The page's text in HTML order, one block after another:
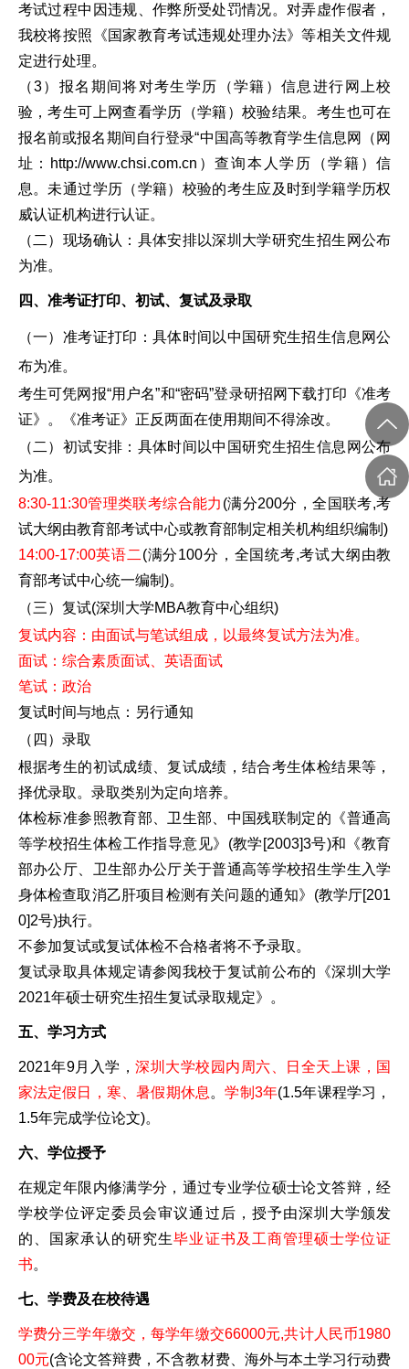
考试过程中因违规、作弊所受处罚情况。对弄虚作假者，
我校将按照《国家教育考试违规处理办法》等相关文件规
定进行处理。
（3）报名期间将对考生学历（学籍）信息进行网上校
验，考生可上网查看学历（学籍）校验结果。考生也可在
报名前或报名期间自行登录“中国高等教育学生信息网（网
址：http://www.chsi.com.cn）查询本人学历（学籍）信
息。未通过学历（学籍）校验的考生应及时到学籍学历权
威认证机构进行认证。
（二）现场确认：具体安排以深圳大学研究生招生网公布
为准。
四、准考证打印、初试、复试及录取
（一）准考证打印：具体时间以中国研究生招生信息网公
布为准。
考生可凭网报“用户名”和“密码”登录研招网下载打印《准考
证》。《准考证》正反两面在使用期间不得涂改。
（二）初试安排：具体时间以中国研究生招生信息网公布
为准。
8:30-11:30管理类联考综合能力 (满分200分，全国联考,考
试大纲由教育部考试中心或教育部制定相关机构组织编制)
14:00-17:00英语二 (满分100分，全国统考,考试大纲由教
育部考试中心统一编制)。
（三）复试(深圳大学MBA教育中心组织)
复试内容：由面试与笔试组成，以最终复试方法为准。
面试：综合素质面试、英语面试
笔试：政治
复试时间与地点：另行通知
（四）录取
根据考生的初试成绩、复试成绩，结合考生体检结果等，
择优录取。录取类别为定向培养。
体检标准参照教育部、卫生部、中国残联制定的《普通高
等学校招生体检工作指导意见》(教学[2003]3号)和《教育
部办公厅、卫生部办公厅关于普通高等学校招生学生入学
身体检查取消乙肝项目检测有关问题的通知》(教学厅[201
0]2号)执行。
不参加复试或复试体检不合格者将不予录取。
复试录取具体规定请参阅我校于复试前公布的《深圳大学
2021年硕士研究生招生复试录取规定》。
五、学习方式
2021年9月入学，深圳大学校园内周六、日全天上课，国
家法定假日，寒、暑假期休息 。学制3年(1.5年课程学习，
1.5年完成学位论文)。
六、学位授予
在规定年限内修满学分，通过专业学位硕士论文答辩，经
学校学位评定委员会审议通过后，授予由深圳大学颁发
的、国家承认的研究生毕业证书及工商管理硕士学位证
书。
七、学费及在校待遇
学费分三学年缴交，每学年缴交66000元,共计人民币1980
00元(含论文答辩费，不含教材费、海外与本土学习行动费